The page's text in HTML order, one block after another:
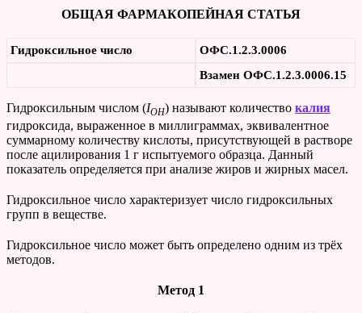
ОБЩАЯ ФАРМАКОПЕЙНАЯ СТАТЬЯ
Гидроксильное число
ОФС.1.2.3.0006
Взамен ОФС.1.2.3.0006.15
Гидроксильным числом (IOH) называют количество калия
гидроксида, выраженное в миллиграммах, эквивалентное
суммарному количеству кислоты, присутствующей в растворе
после ацилирования 1 г испытуемого образца. Данный
показатель определяется при анализе жиров и жирных масел.
Гидроксильное число характеризует число гидроксильных
групп в веществе.
Гидроксильное число может быть определено одним из трёх
методов.
Метод 1